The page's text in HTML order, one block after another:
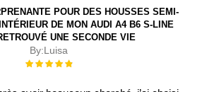
POUR DES HOUSSES SEMI-
DE MON AUDI A4 B6 S-LINE
UNE SECONDE VIE
By:Luisa
Évaluation :